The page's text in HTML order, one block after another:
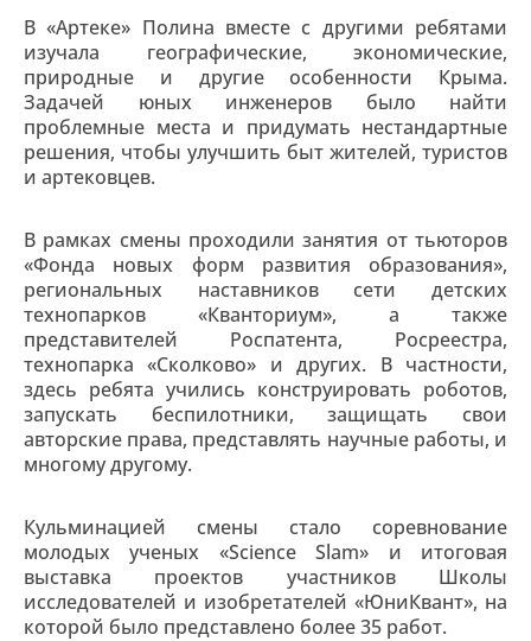
В «Артеке» Полина вместе с другими ребятами
изучала географические, экономические,
природные и другие особенности Крыма.
Задачей юных инженеров было найти
проблемные места и придумать нестандартные
решения, чтобы улучшить быт жителей, туристов
и артековцев.
В рамках смены проходили занятия от тьюторов
«Фонда новых форм развития образования»,
региональных наставников сети детских
технопарков «Кванториум», а также
представителей Роспатента, Росреестра,
технопарка «Сколково» и других. В частности,
здесь ребята учились конструировать роботов,
запускать беспилотники, защищать свои
авторские права, представлять научные работы, и
многому другому.
Кульминацией смены стало соревнование
молодых ученых «Science Slam» и итоговая
выставка проектов участников Школы
исследователей и изобретателей «ЮниКвант», на
которой было представлено более 35 работ.